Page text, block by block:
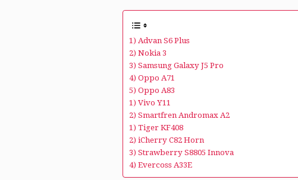
1) Advan S6 Plus
2) Nokia 3
3) Samsung Galaxy J5 Pro
4) Oppo A71
5) Oppo A83
1) Vivo Y11
2) Smartfren Andromax A2
1) Tiger KF408
2) iCherry C82 Horn
3) Strawberry S8805 Innova
4) Evercoss A33E